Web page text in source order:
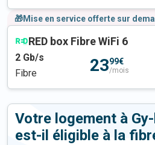
🎁Mise en service offerte sur
RED box Fibre WiFi 6
2 Gb/s
Fibre
2399€
/mois
Votre logement à
est-il éligible à la